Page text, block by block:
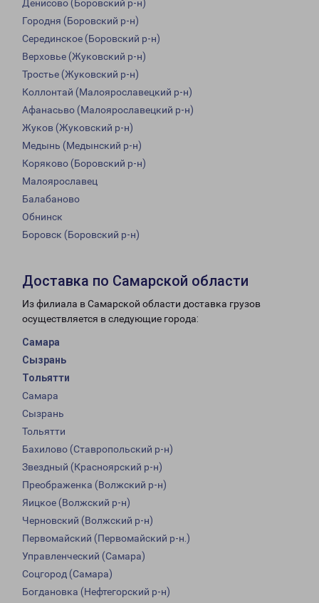
Денисово (Боровский р-н)
Городня (Боровский р-н)
Серединское (Боровский р-н)
Верховье (Жуковский р-н)
Тростье (Жуковский р-н)
Коллонтай (Малоярославецкий р-н)
Афанасьво (Малоярославецкий р-н)
Жуков (Жуковский р-н)
Медынь (Медынский р-н)
Коряково (Боровский р-н)
Малоярославец
Балабаново
Обнинск
Боровск (Боровский р-н)
Доставка по Самарской области
Из филиала в Самарской области доставка грузов
осуществляется в следующие города:
Самара
Сызрань
Тольятти
Самара
Сызрань
Тольятти
Бахилово (Ставропольский р-н)
Звездный (Красноярский р-н)
Преображенка (Волжский р-н)
Яицкое (Волжский р-н)
Черновский (Волжский р-н)
Первомайский (Первомайский р-н.)
Управленческий (Самара)
Соцгород (Самара)
Богдановка (Нефтегорский р-н)